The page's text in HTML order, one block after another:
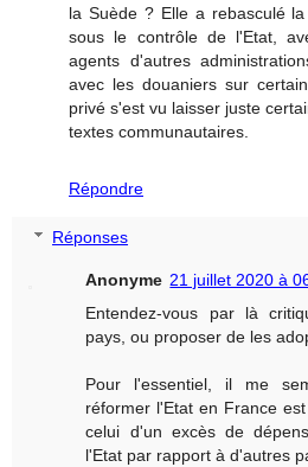
la Suède ? Elle a rebasculé
sous le contrôle de l'Etat,
agents d'autres
avec les douaniers sur
privé s'est vu laisser juste
textes communautaires.
Répondre
Réponses
Anonyme 21 juillet 2020 à
Entendez-vous par là
pays, ou proposer de les
Pour l'essentiel, il me
réformer l'Etat en France
celui d'un excès de
l'Etat par rapport à d'autres